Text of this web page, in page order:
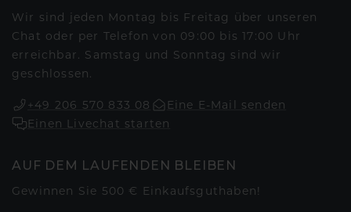
Wir sind jeden Montag bis Freitag über unseren
Chat oder per Telefon von 09:00 bis 17:00 Uhr
erreichbar. Samstag und Sonntag sind wir
geschlossen.
+49 206 570 833 08
Eine E-Mail senden
Einen Livechat starten
AUF DEM LAUFENDEN BLEIBEN
Gewinnen Sie 500 € Einkaufsguthaben!